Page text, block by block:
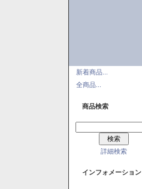
新着商品...
全商品...
商品検索
詳細検索
インフォメーション